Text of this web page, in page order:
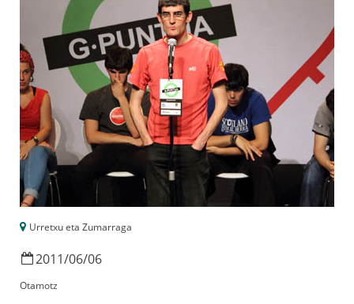
Urretxu eta Zumarraga
2011/06/06
Otamotz